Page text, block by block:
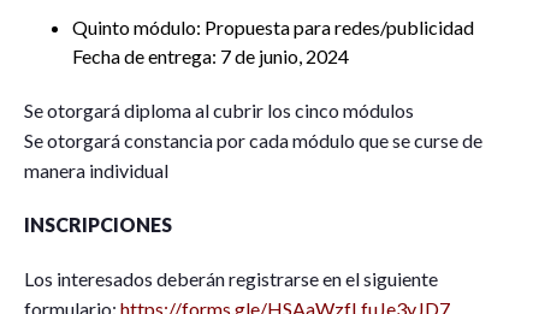
Quinto módulo: Propuesta para redes/publicidad
Fecha de entrega: 7 de junio, 2024
Se otorgará diploma al cubrir los cinco módulos
Se otorgará constancia por cada módulo que se curse de
manera individual
INSCRIPCIONES
Los interesados deberán registrarse en el siguiente
formulario: https://forms.gle/HSAaWzfLfuJe3yJD7